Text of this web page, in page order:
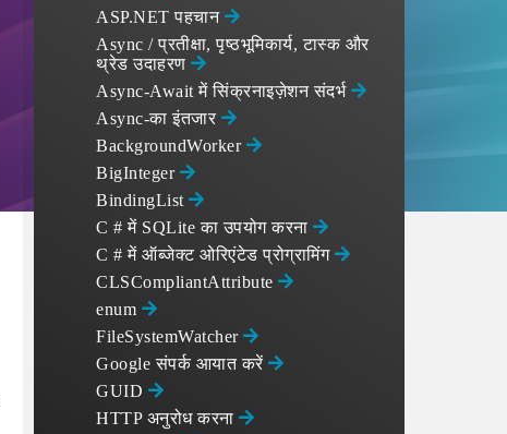
ASP.NET पहचान
Async / प्रतीक्षा, पृष्ठभूमिकार्य, टास्क और
थ्रेड उदाहरण
Async-Await में सिंक्रनाइज़ेशन संदर्भ
Async-का इंतजार
BackgroundWorker
BigInteger
BindingList
C # में SQLite का उपयोग करना
C # में ऑब्जेक्ट ओरिएंटेड प्रोग्रामिंग
CLSCompliantAttribute
enum
FileSystemWatcher
Google संपर्क आयात करें
GUID
HTTP अनुरोध करना